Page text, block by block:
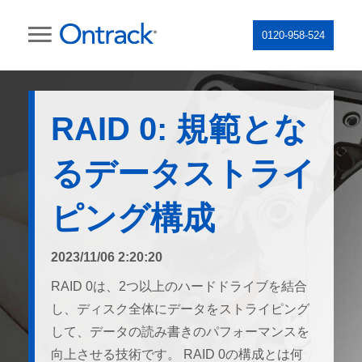
0120-958-524
RAID 0: 規範とな
るデータストライ
ピング構成
2023/11/06 2:20:20
RAID 0は、2つ以上のハードドライブを結合
し、ディスク全体にデータをストライピング
して、データの読み書きのパフォーマンスを
向上させる技術です。 RAID 0の構成とは何